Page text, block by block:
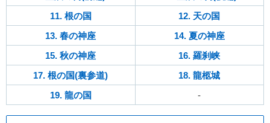
11. 根の国
12. 天の国
13. 春の神座
14. 夏の神座
15. 秋の神座
16. 羅刹峡
17. 根の国(裏参道)
18. 龍柩城
19. 龍の国
-